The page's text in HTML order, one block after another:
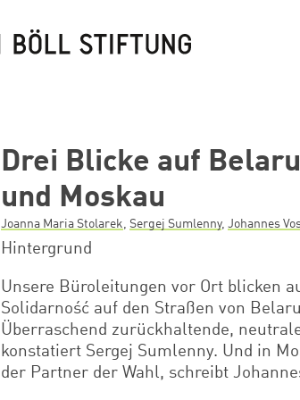
Drei Blicke auf
und Moskau
Joanna Maria Stolarek, Sergej Sumlenny, Johannes
Hintergrund
Unsere Büroleitungen vor Ort blicken
Solidarność auf den Straßen von
Überraschend zurückhaltende,
konstatiert Sergej Sumlenny. Und in
der Partner der Wahl, schreibt